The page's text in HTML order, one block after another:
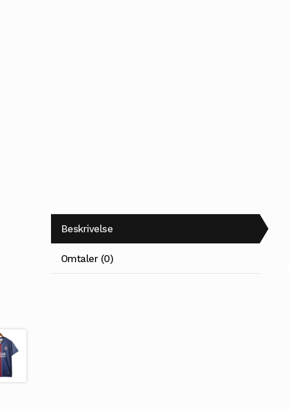
Beskrivelse
Omtaler (0)